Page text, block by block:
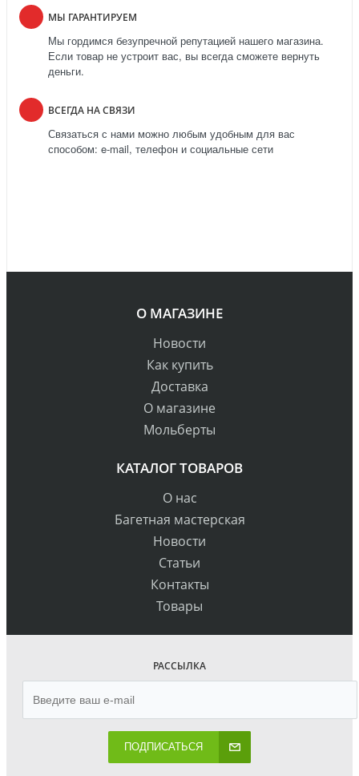
МЫ ГАРАНТИРУЕМ
Мы гордимся безупречной репутацией нашего магазина.
Если товар не устроит вас, вы всегда сможете вернуть
деньги.
ВСЕГДА НА СВЯЗИ
Связаться с нами можно любым удобным для вас
способом: e-mail, телефон и социальные сети
О МАГАЗИНЕ
Новости
Как купить
Доставка
О магазине
Мольберты
КАТАЛОГ ТОВАРОВ
О нас
Багетная мастерская
Новости
Статьи
Контакты
Товары
РАССЫЛКА
ПОДПИСАТЬСЯ